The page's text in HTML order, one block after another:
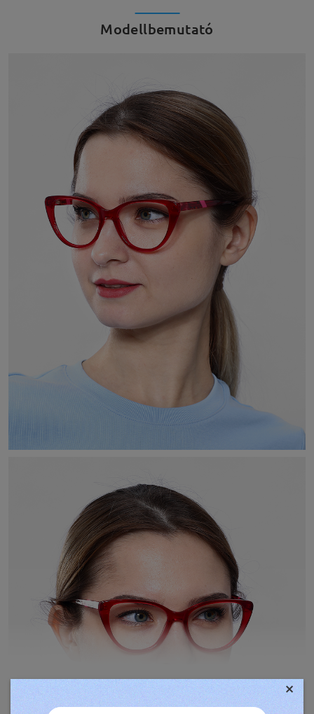
Modellbemutató
TOVÁBBIAK MEGJELENÍTÉSE ×